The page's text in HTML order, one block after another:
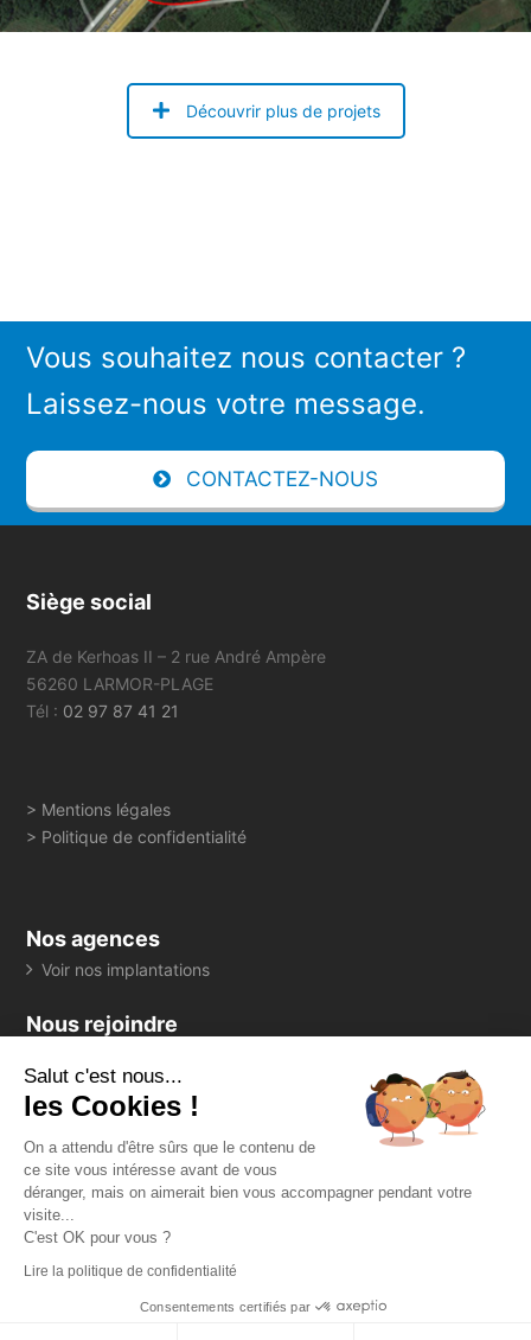
Découvrir plus de projets
Vous souhaitez nous contacter ?
Laissez-nous votre message.
CONTACTEZ-NOUS
Siège social
ZA de Kerhoas II – 2 rue André Ampère
56260 LARMOR-PLAGE
Tél : 02 97 87 41 21
> Mentions légales
> Politique de confidentialité
Nos agences
Voir nos implantations
Nous rejoindre
Suivez-nous
Espace client
> Mon suivi d'auscultation
Salut c'est nous...
les Cookies !
On a attendu d'être sûrs que le contenu de
ce site vous intéresse avant de vous
déranger, mais on aimerait bien vous accompagner pendant votre
visite...
C'est OK pour vous ?
Lire la politique de confidentialité
Consentements certifiés par